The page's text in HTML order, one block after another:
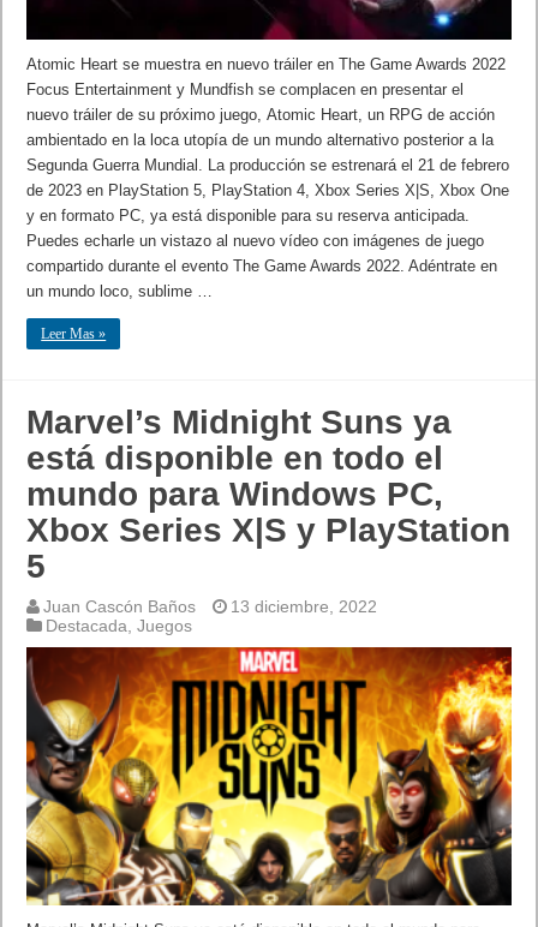
Atomic Heart se muestra en nuevo tráiler en The Game Awards 2022
Focus Entertainment y Mundfish se complacen en presentar el
nuevo tráiler de su próximo juego, Atomic Heart, un RPG de acción
ambientado en la loca utopía de un mundo alternativo posterior a la
Segunda Guerra Mundial. La producción se estrenará el 21 de febrero
de 2023 en PlayStation 5, PlayStation 4, Xbox Series X|S, Xbox One
y en formato PC, ya está disponible para su reserva anticipada.
Puedes echarle un vistazo al nuevo vídeo con imágenes de juego
compartido durante el evento The Game Awards 2022. Adéntrate en
un mundo loco, sublime …
Leer Mas »
Marvel’s Midnight Suns ya
está disponible en todo el
mundo para Windows PC,
Xbox Series X|S y PlayStation
5
Juan Cascón Baños
13 diciembre, 2022
Destacada,Juegos